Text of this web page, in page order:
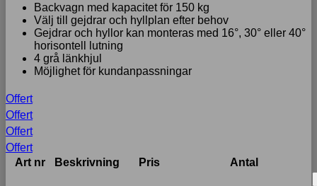
Backvagn med kapacitet för 150 kg
Välj till gejdrar och hyllplan efter behov
Gejdrar och hyllor kan monteras med 16°, 30° eller 40°
horisontell lutning
4 grå länkhjul
Möjlighet för kundanpassningar
Offert
Offert
Offert
Offert
Art nr
Beskrivning Pris Antal